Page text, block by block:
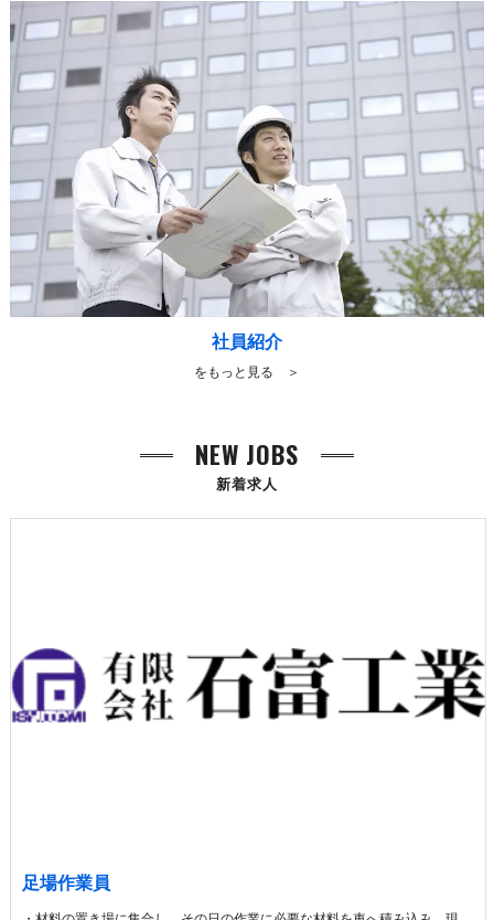
社員紹介
をもっと見る ＞
新着求人
NEW JOBS
足場作業員